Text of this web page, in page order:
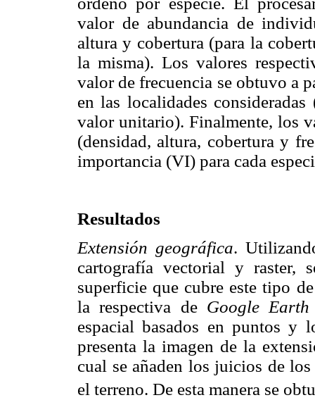
valor de abundancia de
altura y cobertura (para la
la misma). Los valores
valor de frecuencia se obtuvo a
en las localidades
valor unitario). Finalmente, los
(densidad, altura, cobertura y
importancia (VI) para cada
Resultados
Extensión geográfica.
cartografía vectorial y raster,
superficie que cubre este tipo
la respectiva de Google Earth
espacial basados en puntos
presenta la imagen de la
cual se añaden los juicios de
el terreno. De esta manera se